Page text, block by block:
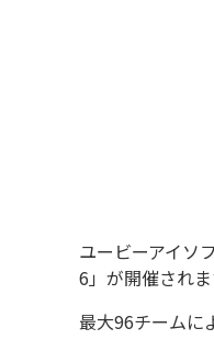
ユービーアイソ
6」が開催されま
最大96チームに